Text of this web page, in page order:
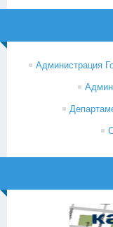
Администрация